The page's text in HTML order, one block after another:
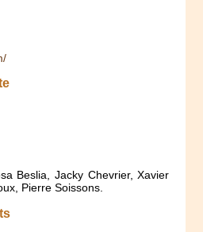
Beslia, Jacky Chevrier, Xavier
Pierre Soissons.